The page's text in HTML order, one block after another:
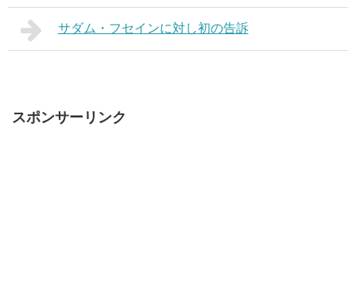
サダム・フセインに対し初の告訴
スポンサーリンク